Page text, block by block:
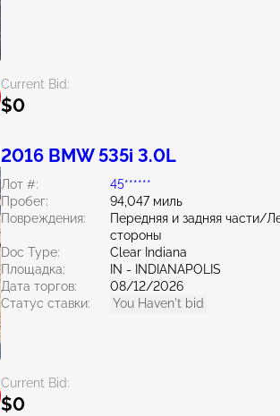
Current Bid:
$0
2016 BMW 535i 3.0L
Лот #:
45******
Пробег:
94,047 миль
Повреждения:
Передняя и задняя части/
стороны
Doc Type:
Clear Indiana
Площадка:
IN - INDIANAPOLIS
Дата торгов:
08/12/2026
Статус ставки:
You Haven't bid
Current Bid:
$0